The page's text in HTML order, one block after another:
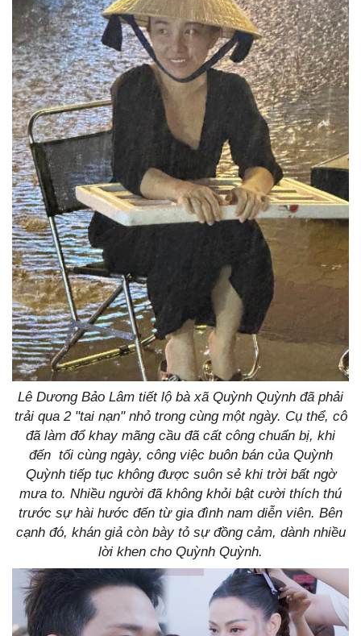
Lê Dương Bảo Lâm tiết lộ bà xã Quỳnh Quỳnh đã phải
trải qua 2 "tai nạn" nhỏ trong cùng một ngày. Cụ thể, cô
đã làm đổ khay mãng cầu đã cất công chuẩn bị, khi
đến tối cùng ngày, công việc buôn bán của Quỳnh
Quỳnh tiếp tục không được suôn sẻ khi trời bất ngờ
mưa to. Nhiều người đã không khỏi bật cười thích thú
trước sự hài hước đến từ gia đình nam diễn viên. Bên
cạnh đó, khán giả còn bày tỏ sự đồng cảm, dành nhiều
lời khen cho Quỳnh Quỳnh.